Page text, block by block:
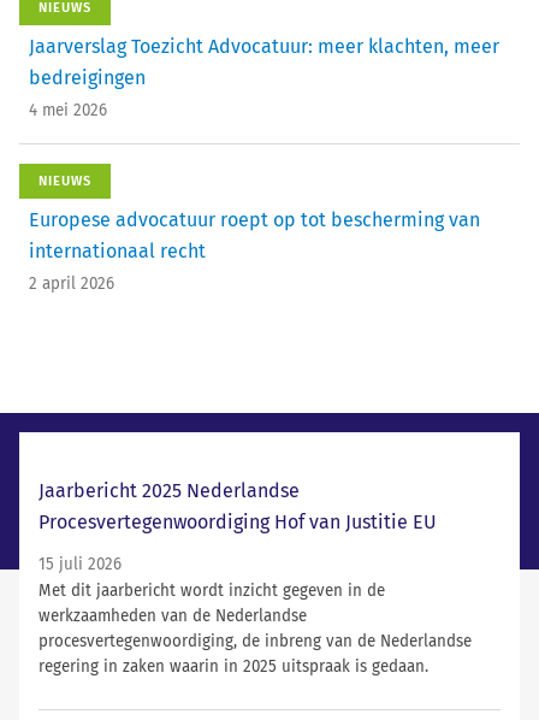
NIEUWS
Jaarverslag Toezicht Advocatuur: meer klachten, meer
bedreigingen
4 mei 2026
NIEUWS
Europese advocatuur roept op tot bescherming van
internationaal recht
2 april 2026
Jaarbericht 2025 Nederlandse
Procesvertegenwoordiging Hof van Justitie EU
15 juli 2026
Met dit jaarbericht wordt inzicht gegeven in de
werkzaamheden van de Nederlandse
procesvertegenwoordiging, de inbreng van de Nederlandse
regering in zaken waarin in 2025 uitspraak is gedaan.